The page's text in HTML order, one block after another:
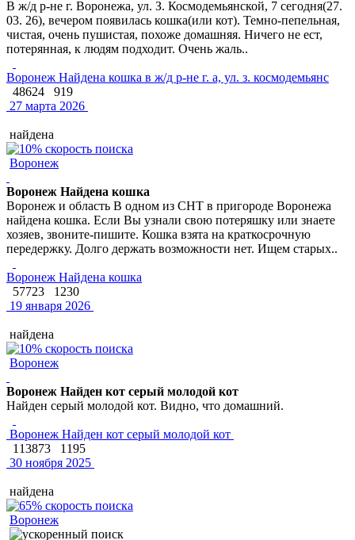
В ж/д р-не г. Воронежа, ул. З. Космодемьянской, 7 сегодня(27.
03. 26), вечером появилась кошка(или кот). Темно-пепельная,
чистая, очень пушистая, похоже домашняя. Ничего не ест,
потерянная, к людям подходит. Очень жаль..
Воронеж Найдена кошка в ж/д р-не г. а, ул. з. космодемьянс
48624
919
27 марта 2026
найдена
Воронеж
Воронеж Найдена кошка
Воронеж и область В одном из СНТ в пригороде Воронежа
найдена кошка. Если Вы узнали свою потеряшку или знаете
хозяев, звоните-пишите. Кошка взята на краткосрочную
передержку. Долго держать возможности нет. Ищем старых..
Воронеж Найдена кошка
57723
1230
19 января 2026
найдена
Воронеж
Воронеж Найден кот серый молодой кот
Найден серый молодой кот. Видно, что домашний.
Воронеж Найден кот серый молодой кот
113873
1195
30 ноября 2025
найдена
Воронеж